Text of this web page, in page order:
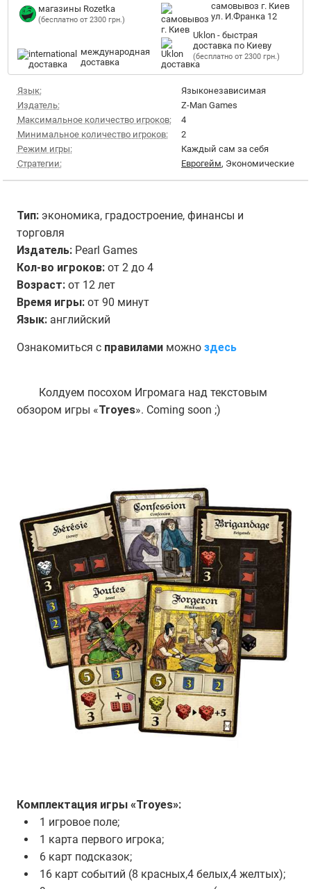
магазины Rozetka
(бесплатно от 2300 грн.)
самовывоз г. Киев
ул. И.Франка 12
международная
доставка
Uklon - быстрая
доставка по Киеву
(бесплатно от 2300 грн.)
Язык:
Языконезависимая
Издатель:
Z-Man Games
Максимальное количество игроков:
4
Минимальное количество игроков:
2
Режим игры:
Каждый сам за себя
Стратегии:
Еврогейм, Экономические
Тип:экономика, градостроение, финансы и
торговля
Издатель:Pearl Games
Кол-во игроков:от 2 до 4
Возраст:от 12 лет
Время игры:от 90 минут
Язык:английский
Ознакомиться с правиламиможно здесь
Колдуем посохом Игромага над текстовым
обзором игры «Troyes». Coming soon ;)
Комплектация игры «Troyes»:
1 игровое поле;
1 карта первого игрока;
6 карт подсказок;
16 карт событий (8 красных,4 белых,4 желтых);